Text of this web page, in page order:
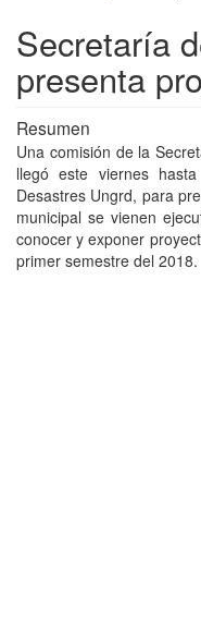
Secretaría
presenta
Resumen
Una comisión de la
llegó este viernes
Desastres Ungrd, para
municipal se vienen
conocer y exponer
primer semestre del 2018.